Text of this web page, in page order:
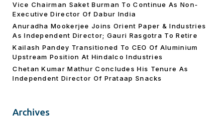
Vice Chairman Saket Burman To Continue As Non-
Executive Director Of Dabur India
Anuradha Mookerjee Joins Orient Paper & Industries
As Independent Director; Gauri Rasgotra To Retire
Kailash Pandey Transitioned To CEO Of Aluminium
Upstream Position At Hindalco Industries
Chetan Kumar Mathur Concludes His Tenure As
Independent Director Of Prataap Snacks
Archives